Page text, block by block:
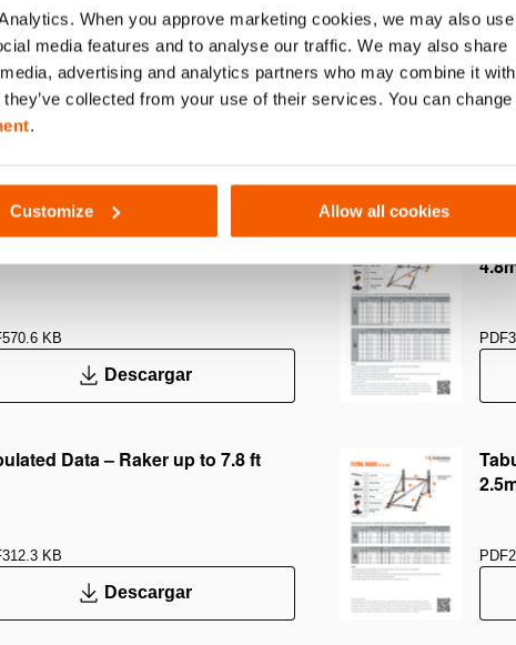
When you approve marketing cookies, we may also use
media features and to analyse our traffic. We may also share
advertising and analytics partners who may combine it with
collected from your use of their services. You can change
.
Customize Allow all cookies
Load Chart OmniShore
51.2 KB
Data – Raker up to 14.4 ft
570.6 KB
Descargar
PDF
Data – Raker up to 7.8 ft
312.3 KB
Descargar
PDF